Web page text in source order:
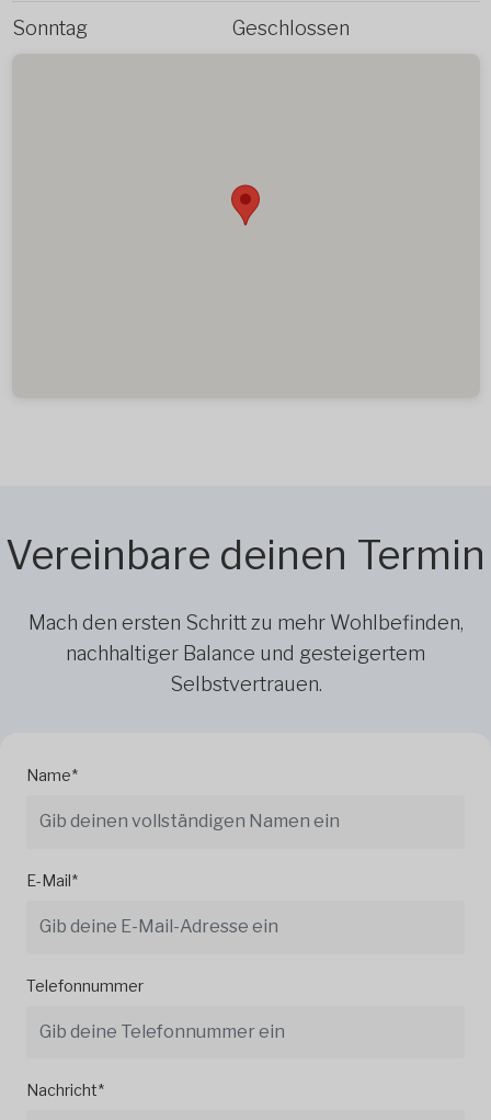
Sonntag Geschlossen
Vereinbare deinen Termin
Mach den ersten Schritt zu mehr Wohlbefinden,
nachhaltiger Balance und gesteigertem
Selbstvertrauen.
Name*
E-Mail*
Telefonnummer
Nachricht*